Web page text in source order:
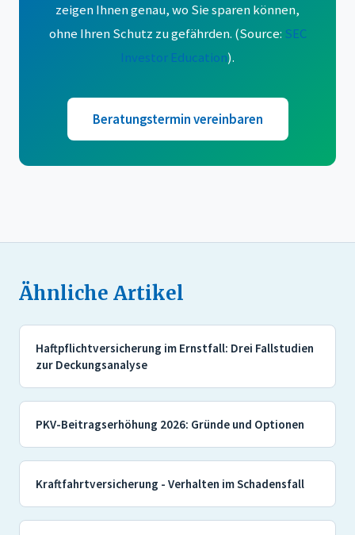
zeigen Ihnen genau, wo Sie sparen können,
ohne Ihren Schutz zu gefährden. (Source: SEC
Investor Education).
Beratungstermin vereinbaren
Ähnliche Artikel
Haftpflichtversicherung im Ernstfall: Drei Fallstudien
zur Deckungsanalyse
PKV-Beitragserhöhung 2026: Gründe und Optionen
Kraftfahrtversicherung - Verhalten im Schadensfall